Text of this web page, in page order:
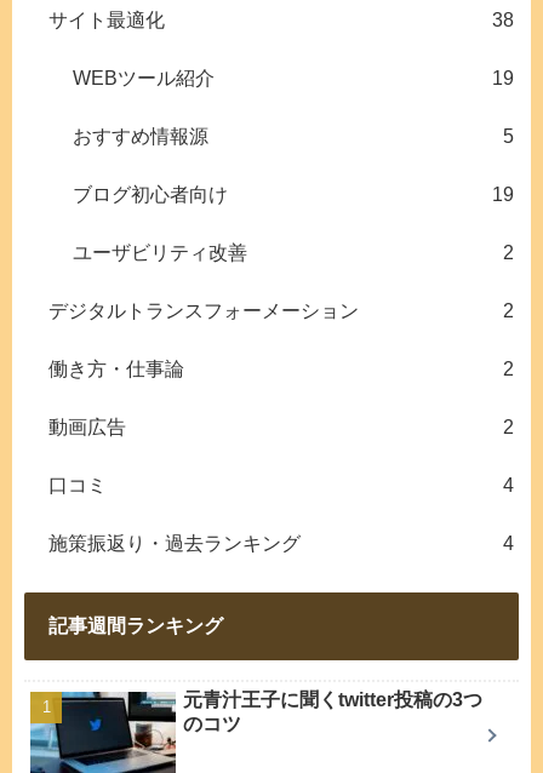
サイト最適化 38
WEBツール紹介 19
おすすめ情報源 5
ブログ初心者向け 19
ユーザビリティ改善 2
デジタルトランスフォーメーション 2
働き方・仕事論 2
動画広告 2
口コミ 4
施策振返り・過去ランキング 4
記事週間ランキング
元青汁王子に聞くtwitter投稿の3つ
のコツ